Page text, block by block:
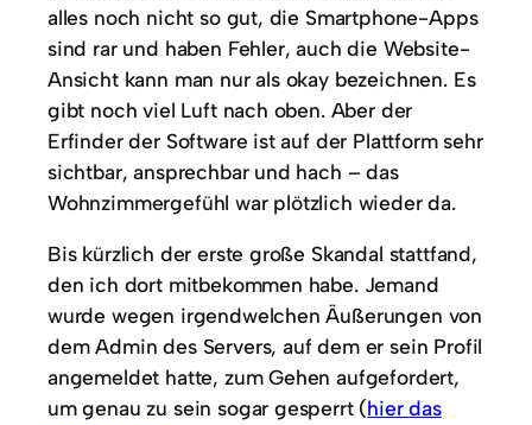
alles noch nicht so gut, die Smartphone-Apps
sind rar und haben Fehler, auch die Website-
Ansicht kann man nur als okay bezeichnen. Es
gibt noch viel Luft nach oben. Aber der
Erfinder der Software ist auf der Plattform sehr
sichtbar, ansprechbar und hach – das
Wohnzimmergefühl war plötzlich wieder da.
Bis kürzlich der erste große Skandal stattfand,
den ich dort mitbekommen habe. Jemand
wurde wegen irgendwelchen Äußerungen von
dem Admin des Servers, auf dem er sein Profil
angemeldet hatte, zum Gehen aufgefordert,
um genau zu sein sogar gesperrt (hier das